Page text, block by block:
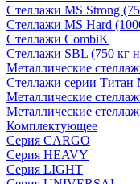
Стеллажи MS Strong
Стеллажи MS Hard
Стеллажи CombiK
Стеллажи SBL (750 кг
Металлические
Стеллажи серии Титан
Металлические
Металлические
Комплектующее
Серия CARGO
Серия HEAVY
Серия LIGHT